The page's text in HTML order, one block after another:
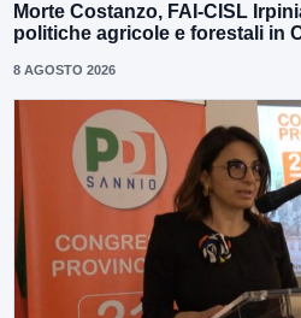
Morte Costanzo, FAI-CISL
politiche agricole e forestali in
8 AGOSTO 2026